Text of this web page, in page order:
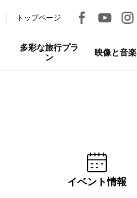
トップページ
多彩な旅行プラ
ン
映像と音楽
イベント情報